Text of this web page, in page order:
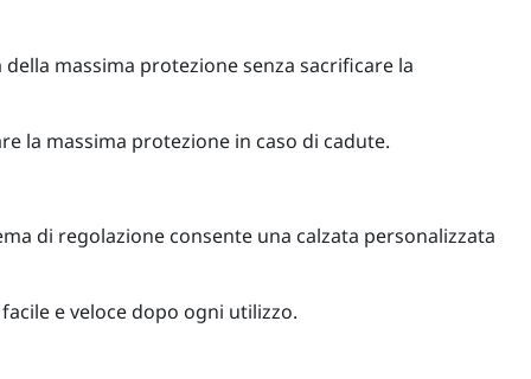
della massima protezione senza sacrificare la
la massima protezione in caso di cadute.
di regolazione consente una calzata personalizzata
e veloce dopo ogni utilizzo.